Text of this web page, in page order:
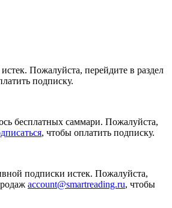
Пожалуйста, перейдите в раздел
подписку.
бесплатных саммари. Пожалуйста,
, чтобы оплатить подписку.
подписки истек. Пожалуйста,
account@smartreading.ru, чтобы